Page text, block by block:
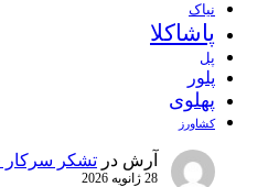
نیاک
پاشاکلا
پل
پلور
پهلوی
کشاورز
آرش در تشکر سرکار
28 ژانویه 2026